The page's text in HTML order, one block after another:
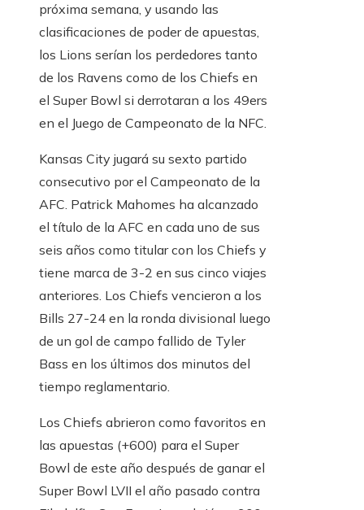
próxima semana, y usando las
clasificaciones de poder de apuestas,
los Lions serían los perdedores tanto
de los Ravens como de los Chiefs en
el Super Bowl si derrotaran a los 49ers
en el Juego de Campeonato de la NFC.
Kansas City jugará su sexto partido
consecutivo por el Campeonato de la
AFC. Patrick Mahomes ha alcanzado
el título de la AFC en cada uno de sus
seis años como titular con los Chiefs y
tiene marca de 3-2 en sus cinco viajes
anteriores. Los Chiefs vencieron a los
Bills 27-24 en la ronda divisional luego
de un gol de campo fallido de Tyler
Bass en los últimos dos minutos del
tiempo reglamentario.
Los Chiefs abrieron como favoritos en
las apuestas (+600) para el Super
Bowl de este año después de ganar el
Super Bowl LVII el año pasado contra